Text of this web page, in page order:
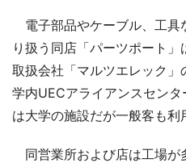
電子部品やケーブル、工具
り扱う同店「パーツポート
取扱会社「マルツエレック
学内UECアライアンスセン
は大学の施設だが一般客も利
同営業所および店は工場が